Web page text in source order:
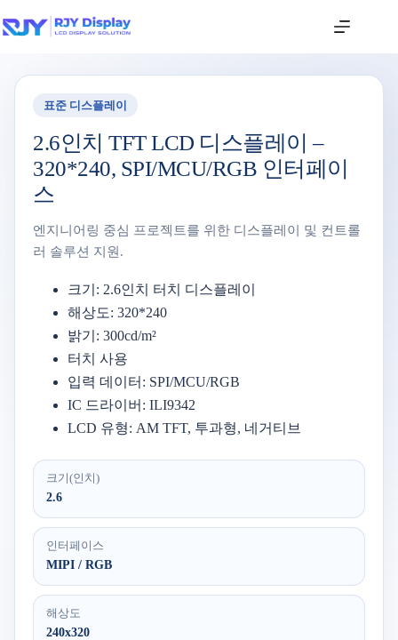
표준 디스플레이
2.6인치 TFT LCD 디스플레이 –
320*240, SPI/MCU/RGB 인터페이
스
엔지니어링 중심 프로젝트를 위한 디스플레이 및 컨트롤
러 솔루션 지원.
크기: 2.6인치 터치 디스플레이
해상도: 320*240
밝기: 300cd/m²
터치 사용
입력 데이터: SPI/MCU/RGB
IC 드라이버: ILI9342
LCD 유형: AM TFT, 투과형, 네거티브
크기(인치)
2.6
인터페이스
MIPI / RGB
해상도
240x320